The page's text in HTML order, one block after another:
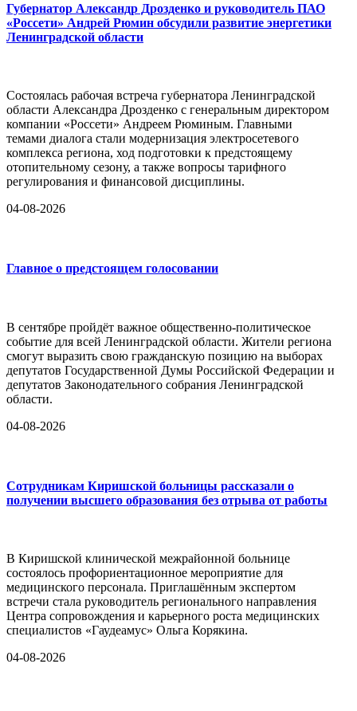
Губернатор Александр Дрозденко и руководитель ПАО
«Россети» Андрей Рюмин обсудили развитие энергетики
Ленинградской области
Состоялась рабочая встреча губернатора Ленинградской
области Александра Дрозденко с генеральным директором
компании «Россети» Андреем Рюминым. Главными
темами диалога стали модернизация электросетевого
комплекса региона, ход подготовки к предстоящему
отопительному сезону, а также вопросы тарифного
регулирования и финансовой дисциплины.
04-08-2026
Главное о предстоящем голосовании
В сентябре пройдёт важное общественно-политическое
событие для всей Ленинградской области. Жители региона
смогут выразить свою гражданскую позицию на выборах
депутатов Государственной Думы Российской Федерации и
депутатов Законодательного собрания Ленинградской
области.
04-08-2026
Сотрудникам Киришской больницы рассказали о
получении высшего образования без отрыва от работы
В Киришской клинической межрайонной больнице
состоялось профориентационное мероприятие для
медицинского персонала. Приглашённым экспертом
встречи стала руководитель регионального направления
Центра сопровождения и карьерного роста медицинских
специалистов «Гаудеамус» Ольга Корякина.
04-08-2026